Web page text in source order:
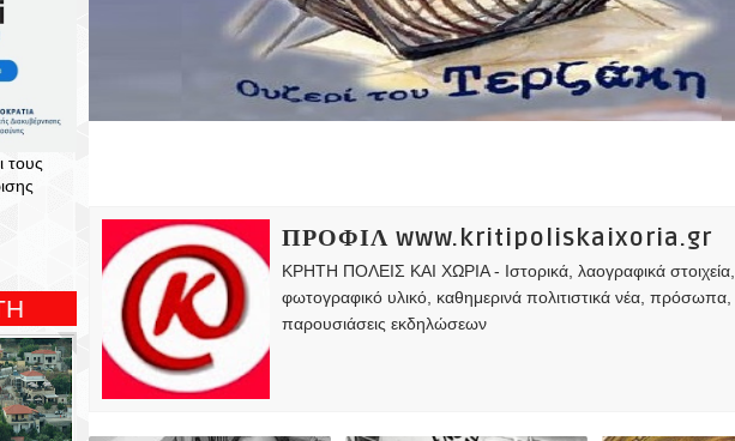
τους
ΠΡΟΦΙΛ www.kritipoliskaixoria.gr
ΚΡΗΤΗ ΠΟΛΕΙΣ ΚΑΙ ΧΩΡΙΑ - Ιστορικά, λαογραφικά
φωτογραφικό υλικό, καθημερινά πολιτιστικά νέα, πρόσωπα,
παρουσιάσεις εκδηλώσεων